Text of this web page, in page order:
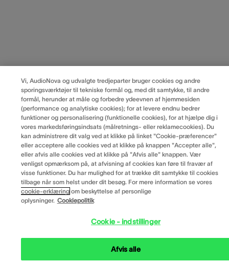
Vi, AudioNova og udvalgte tredjeparter bruger cookies og andre
sporingsværktøjer til tekniske formål og, med dit samtykke, til andre
formål, herunder at måle og forbedre ydeevnen af hjemmesiden
(performance og analytiske cookies); for at levere endnu bedrer
funktioner og personalisering (funktionelle cookies), for at hjælpe dig i
vores markedsføringsindsats (målretnings- eller reklamecookies). Du
kan administrere dit valg ved at klikke på linket "Cookie-præferencer"
eller acceptere alle cookies ved at klikke på knappen "Accepter alle",
eller afvis alle cookies ved at klikke på "Afvis alle" knappen. Vær
venligst opmærksom på, at afvisning af cookies kan føre til fravær af
visse funktioner. Du har mulighed for at trække dit samtykke til cookies
tilbage når som helst under dit besøg. For mere information se vores
cookie-erklæringom beskyttelse af personlige
oplysninger. Cookiepolitik
Cookie - indstillinger
Afvis alle